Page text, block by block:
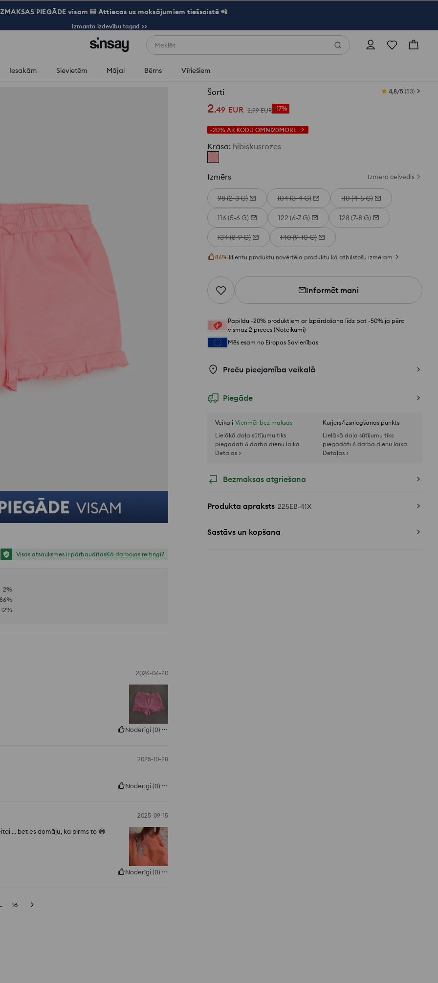
PIEGĀDE visam 🎒 Attiecas uz maksājumiem tiešsaistē 📲
Izmanto izdevību tagad >>
Meklēt
Iesakām Sievietēm Mājai Bērns Vīriešiem
Šorti 4,8/5 (53)
2,49 EUR 2,99 EUR -17%
-20% AR KODU OMNI20MORE
Krāsa: hibiskusrozes
Izmērs Izmēra ceļvedis
98 (2-3 G) 104 (3-4 G) 110 (4-5 G)
116 (5-6 G) 122 (6-7 G) 128 (7-8 G)
134 (8-9 G) 140 (9-10 G)
86% klientu produktu novērtēja produktu kā atbilstošu izmēram
Informēt mani
Papildu -20% produktiem ar Izpārdošana līdz pat -50% ja pērc
vismaz 2 preces (Noteikumi)
Mēs esam no Eiropas Savienības
Preču pieejamība veikalā
Piegāde
Veikali Vienmēr bez maksas
Lielākā daļa sūtījumu tiks
piegādāti 6 darba dienu laikā
Detaļas >
Kurjers/izsniegšanas punkts
Lielākā daļa sūtījumu tiks
piegādāti 6 darba dienu laikā
Detaļas >
Bezmaksas atgriešana
Produkta apraksts 225EB-41X
Sastāvs un kopšana
Visas atsauksmes ir pārbaudītasKā darbojas reitingi?
2%
86%
12%
2026-06-20
Noderīgi(0)
2025-10-28
Noderīgi(0)
2025-09-15
... bet es domāju, ka pirms to 😂
Noderīgi(0)
16